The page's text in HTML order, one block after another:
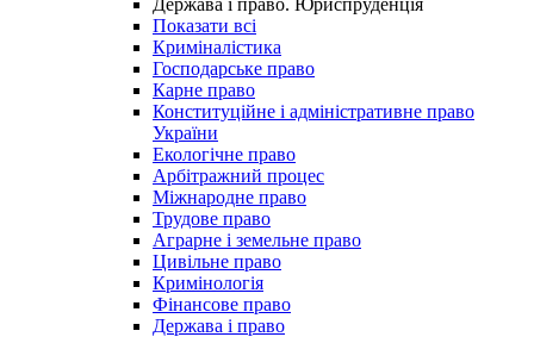
Держава і право. Юриспруденція
Показати всі
Криміналістика
Господарське право
Карне право
Конституційне і адміністративне право
України
Екологічне право
Арбітражний процес
Міжнародне право
Трудове право
Аграрне і земельне право
Цивільне право
Кримінологія
Фінансове право
Держава і право